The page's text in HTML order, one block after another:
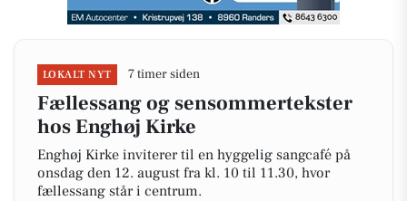
LOKALT NYT 7 timer siden
Fællessang og sensommertekster
hos Enghøj Kirke
Enghøj Kirke inviterer til en hyggelig sangcafé på
onsdag den 12. august fra kl. 10 til 11.30, hvor
fællessang står i centrum.